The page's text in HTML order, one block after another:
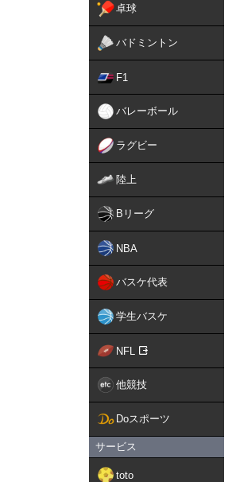
卓球
バドミントン
F1
バレーボール
ラグビー
陸上
Bリーグ
NBA
バスケ代表
学生バスケ
NFL
他競技
Doスポーツ
サービス
toto